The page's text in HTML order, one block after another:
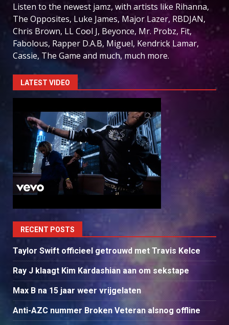
Listen to the newest jamz, with artists like Rihanna,
The Opposites, Luke James, Major Lazer, RBDJAN,
Chris Brown, LL Cool J, Beyonce, Mr. Probz, Fit,
Fabolous, Rapper D.A.B, Miguel, Kendrick Lamar,
Cassie, The Game and much, much more.
LATEST VIDEO
RECENT POSTS
Taylor Swift officieel getrouwd met Travis Kelce
Ray J klaagt Kim Kardashian aan om sekstape
Max B na 15 jaar weer vrijgelaten
Anti-AZC nummer Broken Veteran alsnog offline